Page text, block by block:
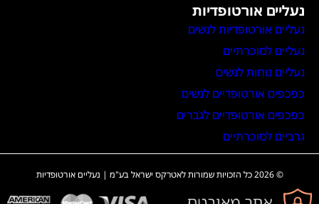
נעליים אורטופדיות
נעליים אורטופדיות לנשים
נעליים לסוכרתיים
נעליים נוחות לנשים
כפכפים אורטופדיים לנשים
כפכפים אורטופדיים לגברים
גרביים לסוכרתיים
© 2026 כל הזכויות שמורות לאטרקס ישראל בע"מ | נעליים אורטופדיות